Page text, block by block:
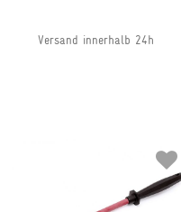
Versand innerhalb 24h